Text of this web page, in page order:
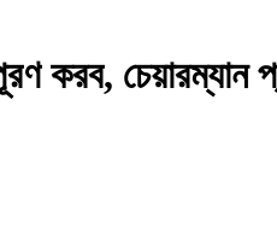
করব, চেয়ারম্যান